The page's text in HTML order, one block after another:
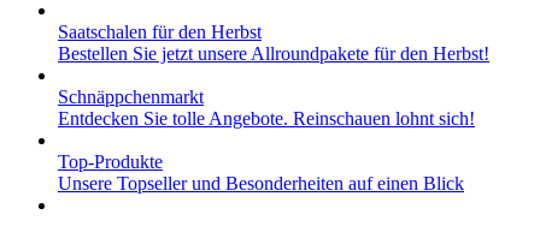
Saatschalen für den Herbst
Bestellen Sie jetzt unsere Allroundpakete für den Herbst!
Schnäppchen­markt
Entdecken Sie tolle Angebote. Reinschauen lohnt sich!
Top-Produkte
Unsere Topseller und Besonderheiten auf einen Blick